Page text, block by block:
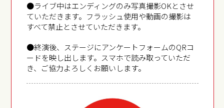
●ライブ中はエンディングのみ写真撮影OKとさせ
ていただきます。フラッシュ使用や動画の撮影は
すべて禁止とさせていただきます。
●終演後、ステージにアンケートフォームのQRコ
ードを映し出します。スマホで読み取っていただ
き、ご協力よろしくお願いします。